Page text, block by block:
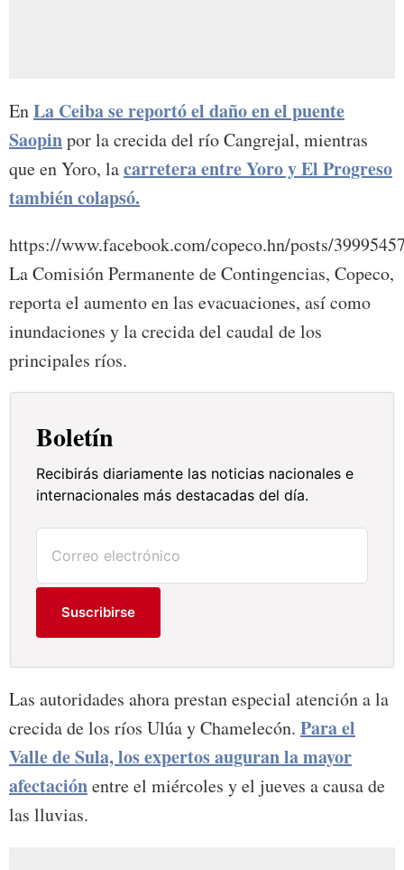
EnLa Ceiba se reportó el daño en el puente
Saopinpor la crecida del río Cangrejal, mientras
que en Yoro, lacarretera entre Yoro y El Progreso
también colapsó.
https://www.facebook.com/copeco.hn/posts/
La Comisión Permanente de Contingencias, Copeco,
reporta el aumento en las evacuaciones, así como
inundaciones y la crecida del caudal de los
principales ríos.
Boletín
Recibirás diariamente las noticias nacionales e
internacionales más destacadas del día.
Suscribirse
Las autoridades ahora prestan especial atención a la
crecida de los ríos Ulúa y Chamelecón. Para el
Valle de Sula, los expertos auguran la mayor
afectaciónentre el miércoles y el jueves a causa de
las lluvias.